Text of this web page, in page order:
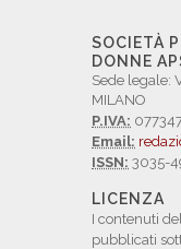
SOCIETÀ
DONNE
Sede legale:
MILANO
P.IVA:
Email:
ISSN: 3035-
LICENZA
I contenuti
pubblicati